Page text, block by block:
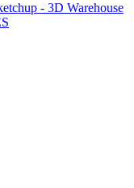
- 3D Warehouse